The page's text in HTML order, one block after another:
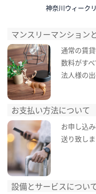
神奈川ウィーク
マンスリーマンション
通常の賃
数料がす
法人様の
お支払い方法について
お申し込
送り致しま
設備とサービスについ